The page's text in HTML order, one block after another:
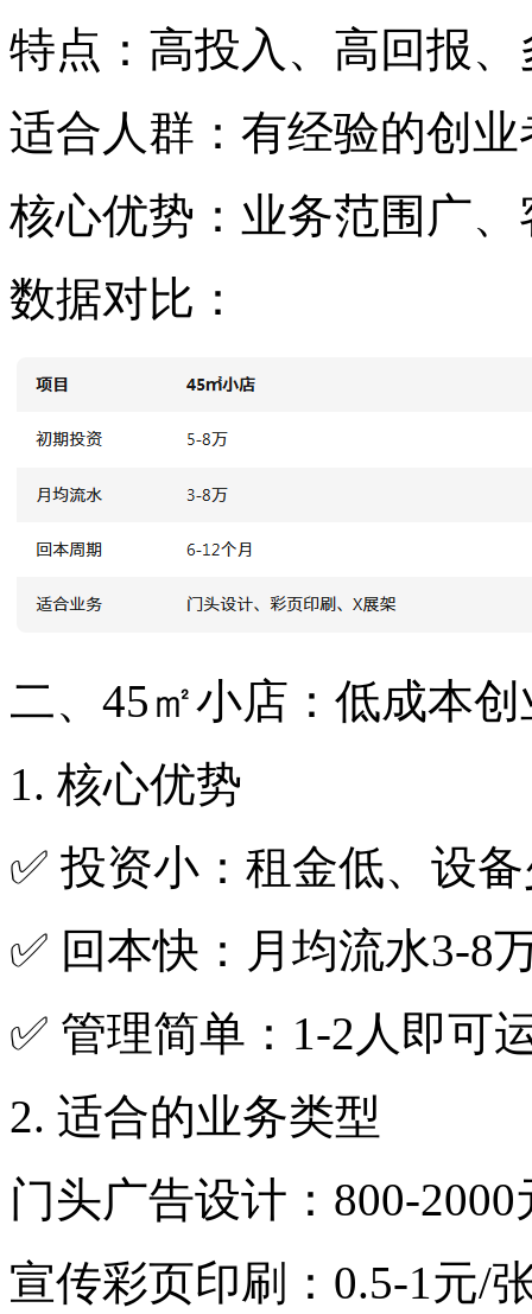
特点：高投入、高回报
适合人群：有经验的创
核心优势：业务范围广
数据对比：
二、45㎡小店：低成本
1. 核心优势
✅ 投资小：租金低、设
✅ 回本快：月均流水3-8
✅ 管理简单：1-2人即可
2. 适合的业务类型
门头广告设计：800-
宣传彩页印刷：0.5-1元/